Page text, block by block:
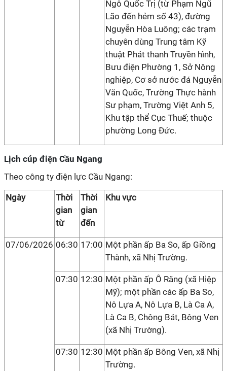
Ngô Quốc Trị (từ Phạm Ngũ
Lão đến hẻm số 43), đường
Nguyễn Hòa Luông; các trạm
chuyên dùng Trung tâm Kỹ
thuật Phát thanh Truyền hình,
Bưu điện Phường 1, Sở Nông
nghiệp, Cơ sở nước đá Nguyễn
Văn Quốc, Trường Thực hành
Sư phạm, Trường Việt Anh 5,
Khu tập thể Cục Thuế; thuộc
phường Long Đức.
Lịch cúp điện Cầu Ngang
Theo công ty điện lực Cầu Ngang:
Ngày
Thời
gian
từ
Thời
gian
đến
Khu vực
07/06/2026 06:30 17:00 Một phần ấp Ba So, ấp Giồng
Thành, xã Nhị Trường.
07:30 12:30 Một phần ấp Ô Răng (xã Hiệp
Mỹ); một phần các ấp Ba So,
Nô Lựa A, Nô Lựa B, Là Ca A,
Là Ca B, Chông Bát, Bông Ven
(xã Nhị Trường).
07:30 12:30 Một phần ấp Bông Ven, xã Nhị
Trường.